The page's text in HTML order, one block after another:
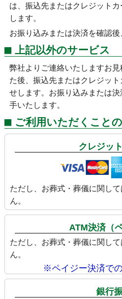
は、振込先またはクレジット
します。
お振り込みまたは決済を確認後
上記以外のサービス
弊社よりご連絡いたしますお
た後、振込先またはクレジッ
せします。お振り込みまたは
手いたします。
ご利用いただくこと
クレジッ
ただし、お葬式・葬儀に関し
ん。
ATM決済（
ただし、お葬式・葬儀に関し
ん。
※ペイジー決済で
銀行